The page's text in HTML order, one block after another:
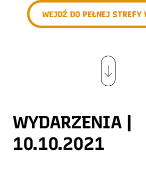
WEJDŹ DO PEŁNEJ STREFY
WYDARZENIA |
10.10.2021